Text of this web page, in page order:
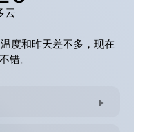
云
度和昨天差不多，现在
错。